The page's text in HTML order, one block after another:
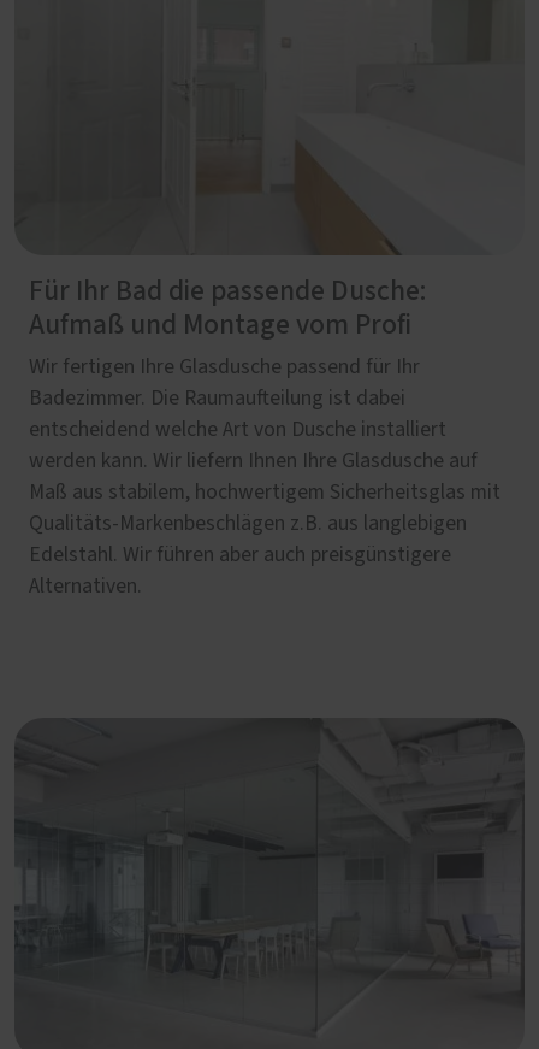
Für Ihr Bad die passende Dusche:
Aufmaß und Montage vom Profi
Wir fertigen Ihre Glasdusche passend für Ihr
Badezimmer. Die Raumaufteilung ist dabei
entscheidend welche Art von Dusche installiert
werden kann. Wir liefern Ihnen Ihre Glasdusche auf
Maß aus stabilem, hochwertigem Sicherheitsglas mit
Qualitäts-Markenbeschlägen z.B. aus langlebigen
Edelstahl. Wir führen aber auch preisgünstigere
Alternativen.